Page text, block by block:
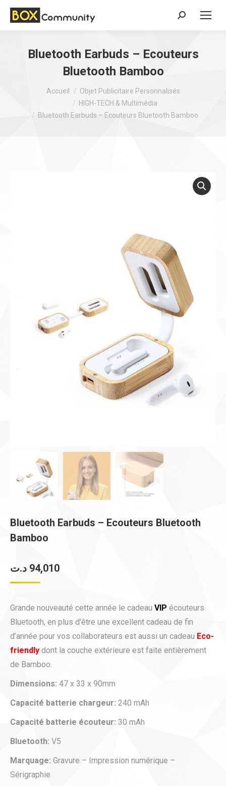
Search:
Bluetooth Earbuds – Ecouteurs
Bluetooth Bamboo
Vous êtes ici :Accueil
Objet Publicitaire Personnalisés
HIGH-TECH & Multimédia
Bluetooth Earbuds – Ecouteurs Bluetooth Bamboo
Bluetooth Earbuds – Ecouteurs Bluetooth
Bamboo
94,010 د.ت
Grande nouveauté cette année le cadeau VIP écouteurs
Bluetooth, en plus d’être une excellent cadeau de fin
d’année pour vos collaborateurs est aussi un cadeau Eco-
friendly dont la couche extérieure est faite entièrement
de Bamboo.
Dimensions: 47 x 33 x 90mm
Capacité batterie chargeur: 240 mAh
Capacité batterie écouteur: 30 mAh
Bluetooth: V5
Marquage: Gravure – Impression numérique –
Sérigraphie